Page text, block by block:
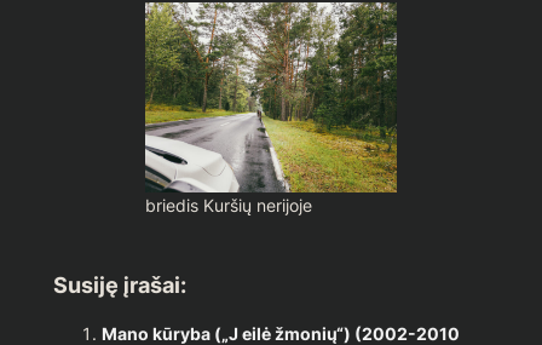
briedis Kuršių nerijoje
Susiję įrašai:
Mano kūryba („J eilė žmonių“) (2002-2010